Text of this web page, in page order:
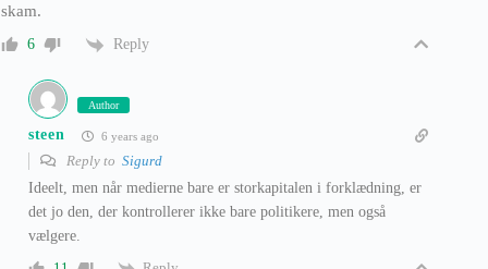
skam.
6 Reply
Author
steen 6 years ago
Reply to Sigurd
Ideelt, men når medierne bare er storkapitalen i forklædning, er
det jo den, der kontrollerer ikke bare politikere, men også
vælgere.